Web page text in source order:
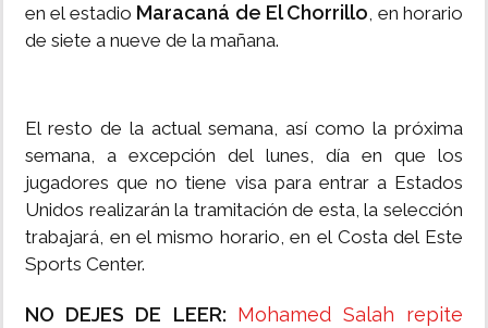
en el estadio Maracaná de El Chorrillo, en horario
de siete a nueve de la mañana.
El resto de la actual semana, así como la próxima
semana, a excepción del lunes, día en que los
jugadores que no tiene visa para entrar a Estados
Unidos realizarán la tramitación de esta, la selección
trabajará, en el mismo horario, en el Costa del Este
Sports Center.
NO DEJES DE LEER: Mohamed Salah repite